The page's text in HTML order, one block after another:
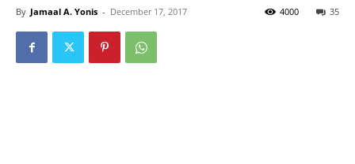
By Jamaal A. Yonis - December 17, 2017 35
4000